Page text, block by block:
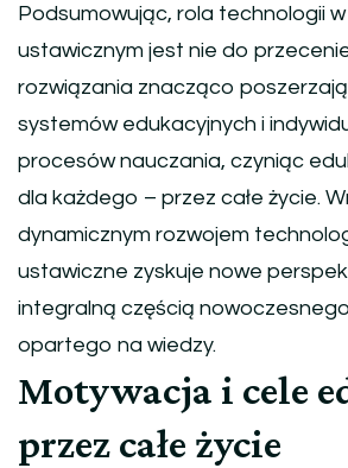
Podsumowując, rola technologii w
ustawicznym jest nie do
rozwiązania znacząco
systemów edukacyjnych i
procesów nauczania, czyniąc
dla każdego – przez całe życie.
dynamicznym rozwojem
ustawiczne zyskuje nowe
integralną częścią
opartego na wiedzy.
Motywacja i cele
przez całe życie